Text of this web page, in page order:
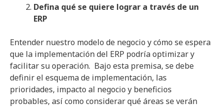
Defina qué se quiere lograr a través de un
ERP
Entender nuestro modelo de negocio y cómo se espera
que la implementación del ERP podría optimizar y
facilitar su operación. Bajo esta premisa, se debe
definir el esquema de implementación, las
prioridades, impacto al negocio y beneficios
probables, así como considerar qué áreas se verán